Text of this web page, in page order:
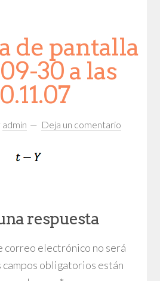
de pantalla
30 a las
admin Deja un comentario
respuesta
correo electrónico no será
campos obligatorios están